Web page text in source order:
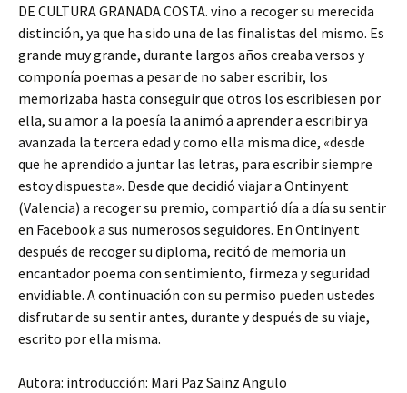
DE CULTURA GRANADA COSTA. vino a recoger su merecida
distinción, ya que ha sido una de las finalistas del mismo. Es
grande muy grande, durante largos años creaba versos y
componía poemas a pesar de no saber escribir, los
memorizaba hasta conseguir que otros los escribiesen por
ella, su amor a la poesía la animó a aprender a escribir ya
avanzada la tercera edad y como ella misma dice, «desde
que he aprendido a juntar las letras, para escribir siempre
estoy dispuesta». Desde que decidió viajar a Ontinyent
(Valencia) a recoger su premio, compartió día a día su sentir
en Facebook a sus numerosos seguidores. En Ontinyent
después de recoger su diploma, recitó de memoria un
encantador poema con sentimiento, firmeza y seguridad
envidiable. A continuación con su permiso pueden ustedes
disfrutar de su sentir antes, durante y después de su viaje,
escrito por ella misma.
Autora: introducción: Mari Paz Sainz Angulo